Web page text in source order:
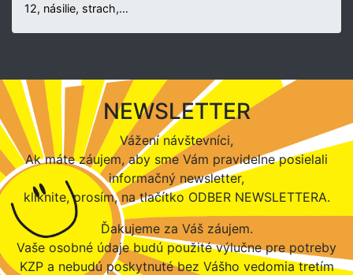
12, násilie, strach,…
NEWSLETTER
Vážení návštevníci,
Ak máte záujem, aby sme Vám pravidelne posielali
informačný newsletter,
kliknite, prosím, na tlačítko ODBER NEWSLETTERA.
Ďakujeme za Váš záujem.
Vaše osobné údaje budú použité výlučne pre potreby
KZP a nebudú poskytnuté bez Vášho vedomia tretím